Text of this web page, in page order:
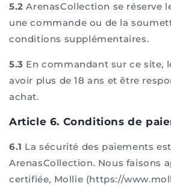
5.2 ArenasCollection se réserve
une commande ou de la
conditions supplémentaires.
5.3 En commandant sur ce site,
avoir plus de 18 ans et être
achat.
Article 6. Conditions de
6.1 La sécurité des paiements
ArenasCollection. Nous faisons
certifiée, Mollie (https://